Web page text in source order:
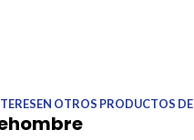
OTROS PRODUCTOS DE